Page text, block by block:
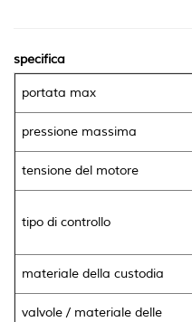
specifica
portata max
pressione massima
tensione del motore
tipo di controllo
materiale della custodia
valvole / materiale delle